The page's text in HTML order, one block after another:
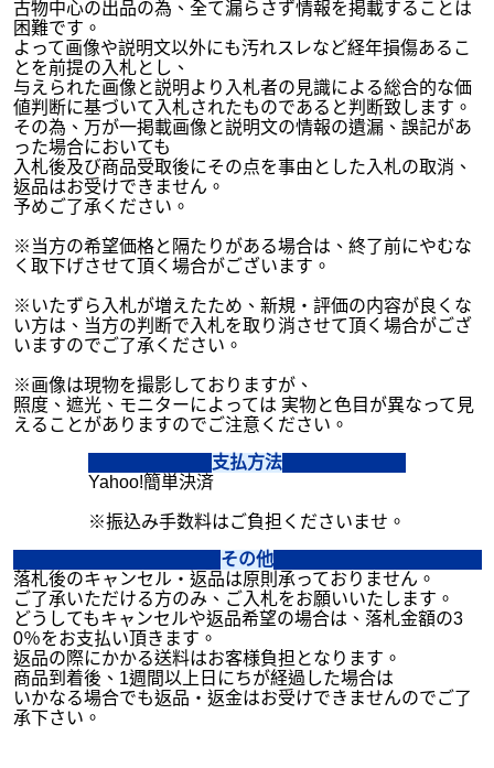
古物中心の出品の為、全て漏らさず情報を掲載することは
困難です。
よって画像や説明文以外にも汚れスレなど経年損傷あるこ
とを前提の入札とし、
与えられた画像と説明より入札者の見識による総合的な価
値判断に基づいて入札されたものであると判断致します。
その為、万が一掲載画像と説明文の情報の遺漏、誤記があ
った場合においても
入札後及び商品受取後にその点を事由とした入札の取消、
返品はお受けできません。
予めご了承ください。
※当方の希望価格と隔たりがある場合は、終了前にやむな
く取下げさせて頂く場合がございます。
※いたずら入札が増えたため、新規・評価の内容が良くな
い方は、当方の判断で入札を取り消させて頂く場合がござ
いますのでご了承ください。
※画像は現物を撮影しておりますが、
照度、遮光、モニターによっては 実物と色目が異なって見
えることがありますのでご注意ください。
支払方法
Yahoo!簡単決済
※振込み手数料はご負担くださいませ。
その他
落札後のキャンセル・返品は原則承っておりません。
ご了承いただける方のみ、ご入札をお願いいたします。
どうしてもキャンセルや返品希望の場合は、落札金額の3
0％をお支払い頂きます。
返品の際にかかる送料はお客様負担となります。
商品到着後、1週間以上日にちが経過した場合は
いかなる場合でも返品・返金はお受けできませんのでご了
承下さい。